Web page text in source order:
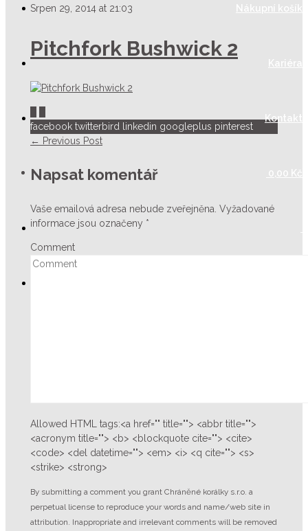
Nákupní košík
Kariéra
Kontakt
0,00 Kč
Srpen 29, 2014 at 21:03
Pitchfork Bushwick 2
facebook twitterbird linkedin googleplus pinterest
← Previous Post
Napsat komentář
Vaše emailová adresa nebude zveřejněna. Vyžadované
informace jsou označeny *
Comment
Allowed HTML tags:<a href="" title=""> <abbr title="">
<acronym title=""> <b> <blockquote cite=""> <cite>
<code> <del datetime=""> <em> <i> <q cite=""> <s>
<strike> <strong>
By submitting a comment you grant Chráněné korálky s.r.o. a
perpetual license to reproduce your words and name/web site in
attribution. Inappropriate and irrelevant comments will be removed